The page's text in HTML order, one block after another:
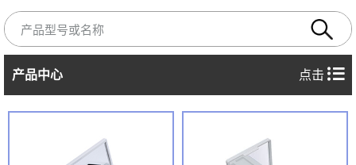
产品中心
产品视频
部门介绍
产品中心 点击